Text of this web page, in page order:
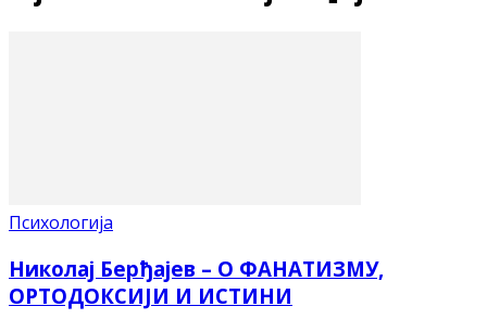
Психологија
Николај Берђајев – О ФАНАТИЗМУ,
ОРТОДОКСИЈИ И ИСТИНИ